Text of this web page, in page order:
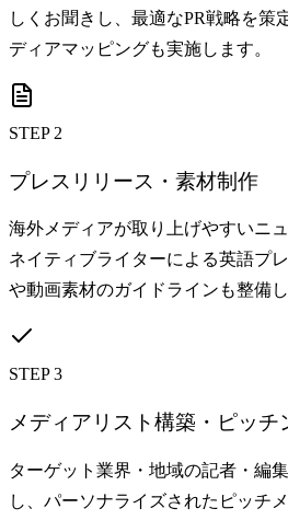
しくお聞きし、最適なPR戦略を策
ディアマッピングも実施します。
STEP 2
プレスリリース・素材制作
海外メディアが取り上げやすいニ
ネイティブライターによる英語プ
や動画素材のガイドラインも整備し
STEP 3
メディアリスト構築・ピッチ
ターゲット業界・地域の記者・編
し、パーソナライズされたピッチ